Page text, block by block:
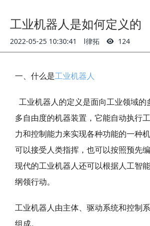
工业机器人是如何定义的
2022-05-25 10:30:41 l律拓 124
一、什么是工业机器人
工业机器人的定义是面向工业领域的
多自由度的机器装置，它能自动执行
力和控制能力来实现各种功能的一种
可以接受人类指挥，也可以按照预先
现代的工业机器人还可以根据人工智
纲领行动。
工业机器人由主体、驱动系统和控制
组成。